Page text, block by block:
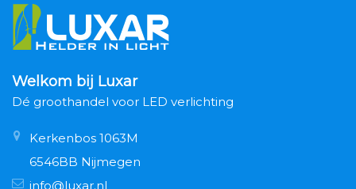
Welkom bij Luxar
Dé groothandel voor LED verlichting
Kerkenbos 1063M
6546BB Nijmegen
info@luxar.nl